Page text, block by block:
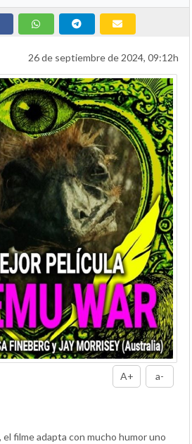
26 de septiembre de 2024, 09:12h
A+ a-
filme adapta con mucho humor uno